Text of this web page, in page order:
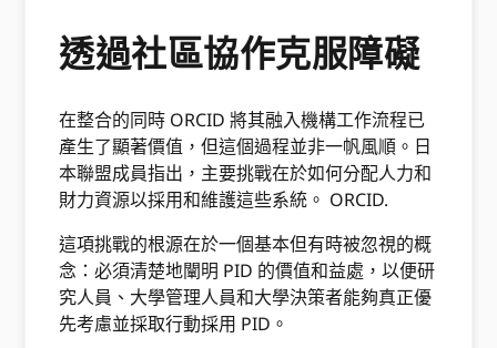
透過社區協作克服障礙
在整合的同時 ORCID 將其融入機構工作流程已
產生了顯著價值，但這個過程並非一帆風順。日
本聯盟成員指出，主要挑戰在於如何分配人力和
財力資源以採用和維護這些系統。 ORCID.
這項挑戰的根源在於一個基本但有時被忽視的概
念：必須清楚地闡明 PID 的價值和益處，以便研
究人員、大學管理人員和大學決策者能夠真正優
先考慮並採取行動採用 PID。